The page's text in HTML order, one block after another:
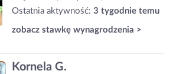
Ostatnia aktywność: 3 tygodnie temu
zobacz stawkę wynagrodzenia >
Kornela G.